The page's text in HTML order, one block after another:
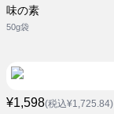
味の素
50g袋
¥1,598(税込¥1,725.84)